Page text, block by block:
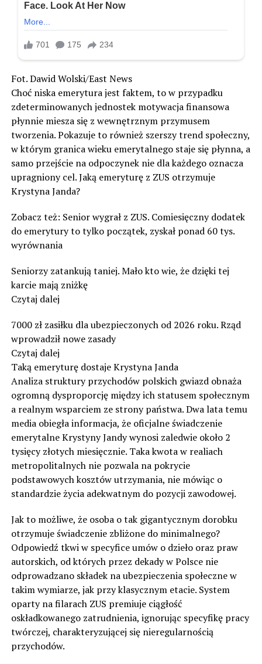
Fot. Dawid Wolski/East News
Choć niska emerytura jest faktem, to w przypadku
zdeterminowanych jednostek motywacja finansowa
płynnie miesza się z wewnętrznym przymusem
tworzenia. Pokazuje to również szerszy trend społeczny,
w którym granica wieku emerytalnego staje się płynna, a
samo przejście na odpoczynek nie dla każdego oznacza
upragniony cel. Jaką emeryturę z ZUS otrzymuje
Krystyna Janda?
Zobacz też: Senior wygrał z ZUS. Comiesięczny dodatek
do emerytury to tylko początek, zyskał ponad 60 tys.
wyrównania
Seniorzy zatankują taniej. Mało kto wie, że dzięki tej
karcie mają zniżkę
Czytaj dalej
7000 zł zasiłku dla ubezpieczonych od 2026 roku. Rząd
wprowadził nowe zasady
Czytaj dalej
Taką emeryturę dostaje Krystyna Janda
Analiza struktury przychodów polskich gwiazd obnaża
ogromną dysproporcję między ich statusem społecznym
a realnym wsparciem ze strony państwa. Dwa lata temu
media obiegła informacja, że oficjalne świadczenie
emerytalne Krystyny Jandy wynosi zaledwie około 2
tysięcy złotych miesięcznie. Taka kwota w realiach
metropolitalnych nie pozwala na pokrycie
podstawowych kosztów utrzymania, nie mówiąc o
standardzie życia adekwatnym do pozycji zawodowej.
Jak to możliwe, że osoba o tak gigantycznym dorobku
otrzymuje świadczenie zbliżone do minimalnego?
Odpowiedź tkwi w specyfice umów o dzieło oraz praw
autorskich, od których przez dekady w Polsce nie
odprowadzano składek na ubezpieczenia społeczne w
takim wymiarze, jak przy klasycznym etacie. System
oparty na filarach ZUS premiuje ciągłość
oskładkowanego zatrudnienia, ignorując specyfikę pracy
twórczej, charakteryzującej się nieregularnością
przychodów.